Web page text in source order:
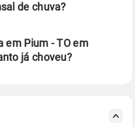
de chuva?
em Pium - TO em
já choveu?